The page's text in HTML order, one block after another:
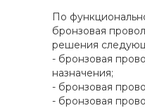
По
бронзовая
решения
- бронзовая
назначения;
- бронзовая
- бронзовая